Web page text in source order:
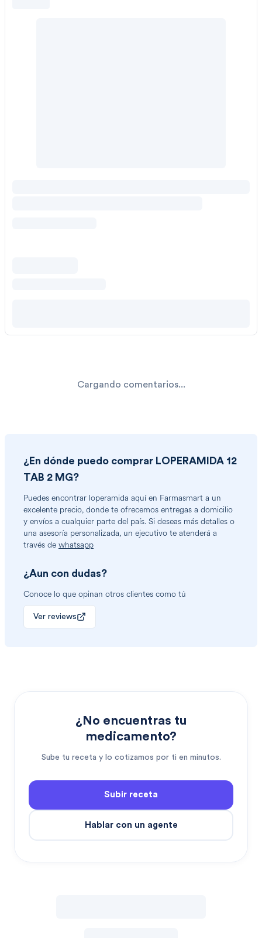
Cargando comentarios...
¿En dónde puedo comprar LOPERAMIDA 12
TAB 2 MG?
Puedes encontrar loperamida aquí en Farmasmart a un
excelente precio, donde te ofrecemos entregas a domicilio
y envíos a cualquier parte del país. Si deseas más detalles o
una asesoría personalizada, un ejecutivo te atenderá a
través de whatsapp
¿Aun con dudas?
Conoce lo que opinan otros clientes como tú
Ver reviews
¿No encuentras tu
medicamento?
Sube tu receta y lo cotizamos por ti en minutos.
Subir receta
Hablar con un agente